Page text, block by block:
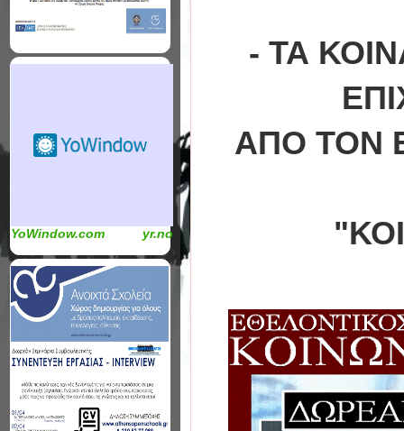
- ΤΑ
ΑΠΟ ΤΟΝ
YoWindow.com yr.no